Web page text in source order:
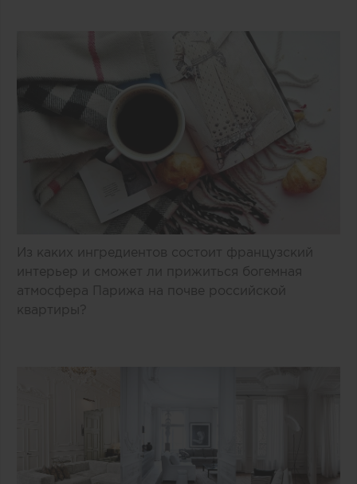
Из каких ингредиентов состоит французский
интерьер и сможет ли прижиться богемная
атмосфера Парижа на почве российской
квартиры?